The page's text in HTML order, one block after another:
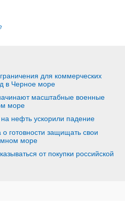
для коммерческих
в Черное море
масштабные военные
море
нефть ускорили падение
о готовности защищать свои
море
от покупки российской